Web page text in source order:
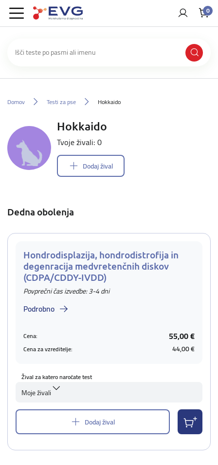
0
Domov Testi za pse Hokkaido
Hokkaido
Tvoje živali: 0
Dodaj žival
Dedna obolenja
Hondrodisplazija, hondrodistrofija in
degenracija medvretenčnih diskov
(CDPA/CDDY-IVDD)
Povprečni čas izvedbe: 3-4 dni
Podrobno
Cena: 55,00 €
Cena za vzreditelje: 44,00 €
Žival za katero naročate test
Moje živali
Dodaj žival